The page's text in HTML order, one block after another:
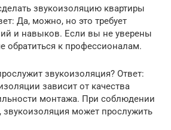
звукоизоляцию квартиры
Да, можно, но это требует
и навыков. Если вы не уверены
обратиться к профессионалам.
звукоизоляция? Ответ:
зависит от качества
монтажа. При соблюдении
звукоизоляция может прослужить